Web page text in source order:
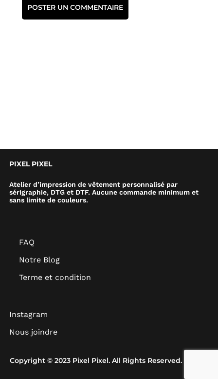
PIXEL PIXEL
Atelier d’impression de vêtement personnalisé par
sérigraphie, DTG et DTF. Aucune commande minimum et
sans limite de couleurs.
FAQ
Notre Blog
Terme et condition
Instagram
Nous joindre
Copyright © 2023 Pixel Pixel. All Rights Reserved.